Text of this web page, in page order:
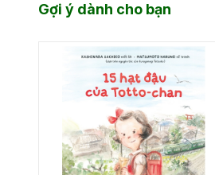
Gợi ý dành cho bạn